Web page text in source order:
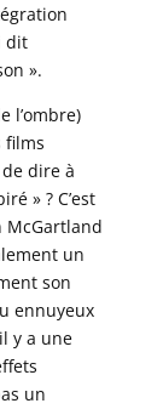
dit
».
l’ombre)
films
dire à
» ? C’est
McGartland
un
son
ennuyeux
y a une
un